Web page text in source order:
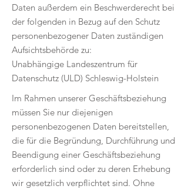
Daten außerdem ein Beschwerderecht bei
der folgenden in Bezug auf den Schutz
personenbezogener Daten zuständigen
Aufsichtsbehörde zu:
Unabhängige Landeszentrum für
Datenschutz (ULD) Schleswig-Holstein
Im Rahmen unserer Geschäftsbeziehung
müssen Sie nur diejenigen
personenbezogenen Daten bereitstellen,
die für die Begründung, Durchführung und
Beendigung einer Geschäftsbeziehung
erforderlich sind oder zu deren Erhebung
wir gesetzlich verpflichtet sind. Ohne